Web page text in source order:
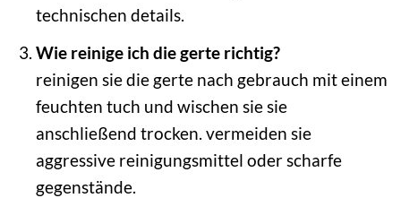
technischen details.
Wie reinige ich die gerte richtig?
reinigen sie die gerte nach gebrauch mit einem
feuchten tuch und wischen sie sie
anschließend trocken. vermeiden sie
aggressive reinigungsmittel oder scharfe
gegenstände.